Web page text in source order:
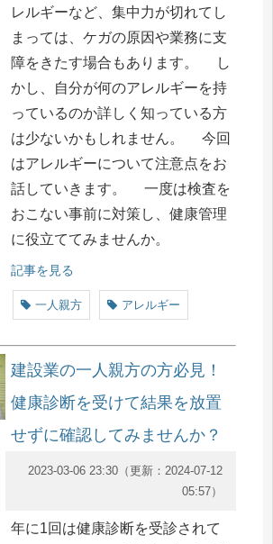
レルギーなど、集中力が切れてし
まっては、ケガの原因や業務に支
障をきたす場合もあります。 し
かし、自分が何のアレルギーを持
っているのか詳しく知っている方
は少ないかもしれません。 今回
はアレルギーについて注意点をお
話していきます。 一度は検査を
おこない事前に対策し、健康管理
に役立ててみませんか。
記事を見る
一人親方 アレルギー
建設業の一人親方の方必見！
健康診断を受けて結果を放置
せずに確認してみませんか？
2023-03-06 23:30（更新： 2024-07-12
05:57）
年に1回は健康診断を受診されて